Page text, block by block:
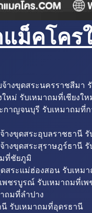
ม็คโคร
างขุดสระนครราชสีมา
ใหม่ รับเหมาถมที่เชียงให
กาญจนบุรี รับเหมาถมที่
งขุดสระอุบลราชธานี
งขุดสระสุราษฎร์ธานี
ที่ชัยภูมิ
สระแม่ฮ่องสอน รับเหม
พชรบูรณ์ รับเหมาถมที่เ
ถมที่ลำปาง
รับเหมาถมที่อุดรธานี